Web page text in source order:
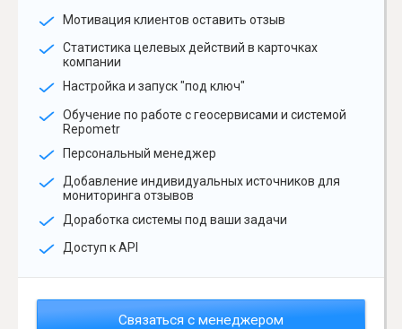
Мотивация клиентов оставить отзыв
Статистика целевых действий в карточках
компании
Настройка и запуск "под ключ"
Обучение по работе с геосервисами и системой
Repometr
Персональный менеджер
Добавление индивидуальных источников для
мониторинга отзывов
Доработка системы под ваши задачи
Доступ к API
Связаться с менеджером